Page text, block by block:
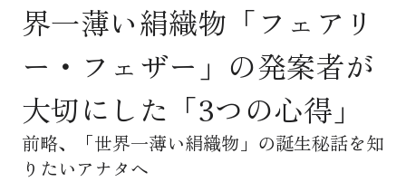
界一薄い絹織物「フェアリ
ー・フェザー」の発案者が
大切にした「3つの心得」
前略、「世界一薄い絹織物」の誕生秘話を知
りたいアナタへ